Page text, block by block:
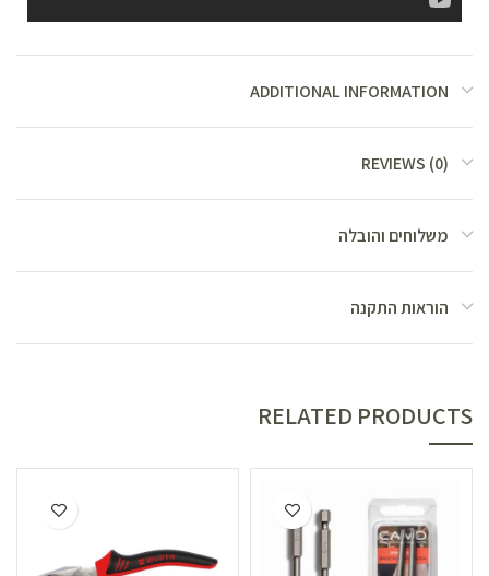
ADDITIONAL INFORMATION
REVIEWS (0)
משלוחים והובלה
הוראות התקנה
RELATED PRODUCTS